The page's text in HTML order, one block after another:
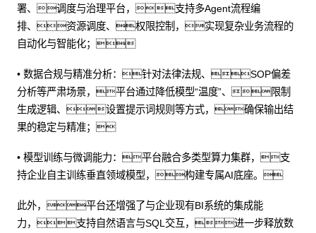
署、调度与治理平台，支持多Agent流程编
排、资源调度、权限控制，实现复杂业务流程的
自动化与智能化；
• 数据合规与精准分析：针对法律法规、SOP偏差
分析等严肃场景，平台通过降低模型“温度”、限制
生成逻辑、设置提示词规则等方式，确保输出结
果的稳定与精准；
• 模型训练与微调能力：平台融合多类型算力集群，支
持企业自主训练垂直领域模型，构建专属AI底座。
此外，平台还增强了与企业现有BI系统的集成能
力，支持自然语言与SQL交互，进一步释放数